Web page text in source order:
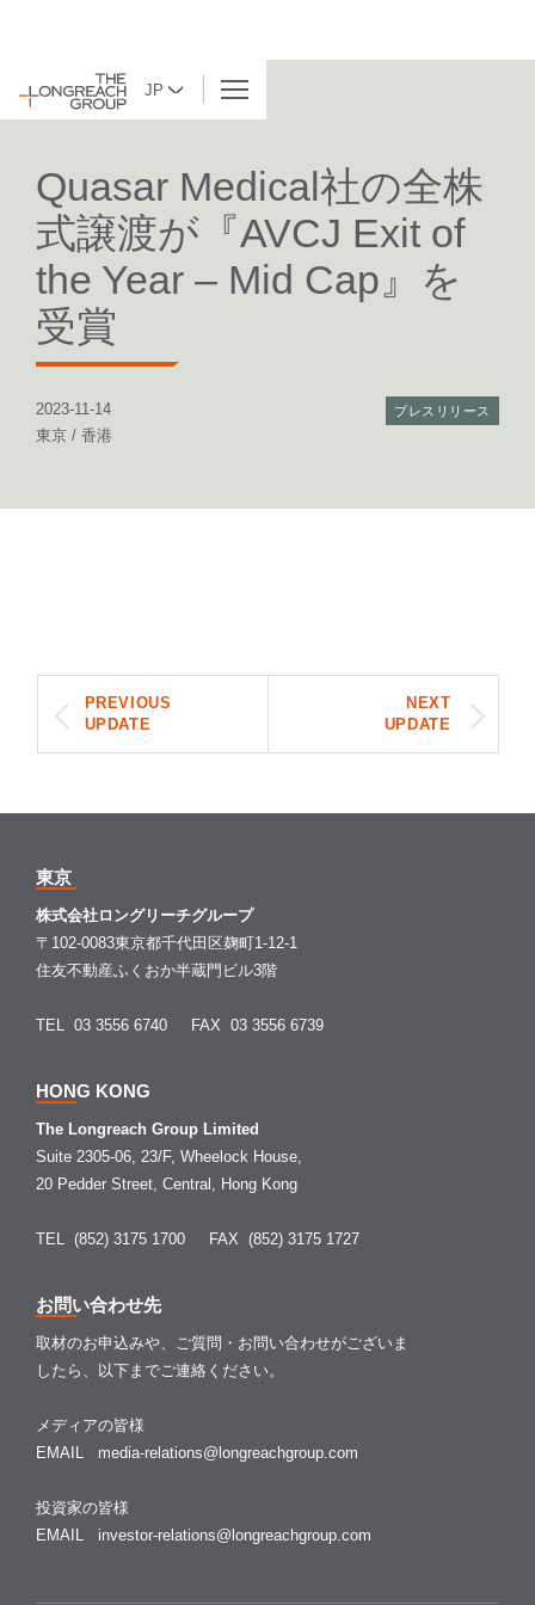
JP
BACK TO LIST
Quasar Medical社の全株
式譲渡が『AVCJ Exit of
the Year – Mid Cap』を
受賞
2023-11-14
東京 / 香港
プレスリリース
PREVIOUS
UPDATE
NEXT
UPDATE
東京
株式会社ロングリーチグループ
〒102-0083東京都千代田区麹町1-12-1
住友不動産ふくおか半蔵門ビル3階
TEL 03 3556 6740 FAX 03 3556 6739
HONG KONG
The Longreach Group Limited
Suite 2305-06, 23/F, Wheelock House,
20 Pedder Street, Central, Hong Kong
TEL (852) 3175 1700 FAX (852) 3175 1727
お問い合わせ先
取材のお申込みや、ご質問・お問い合わせがございま
したら、以下までご連絡ください。
メディアの皆様
EMAIL media-relations@longreachgroup.com
投資家の皆様
EMAIL investor-relations@longreachgroup.com